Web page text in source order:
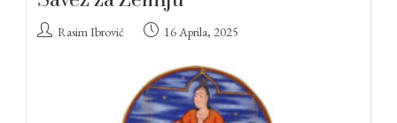
Rasim Ibrović 16 Aprila, 2025